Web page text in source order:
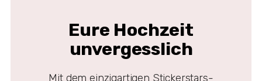
Eure Hochzeit
unvergesslich
Mit dem einzigartigen Stickerstars-